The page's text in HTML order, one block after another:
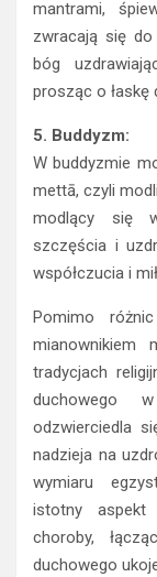
mantrami,
zwracają się
bóg
prosząc o łaskę
5. Buddyzm:
W buddyzmie
mettā, czyli
modlący się
szczęścia i
współczucia i
Pomimo
mianownikiem
tradycjach
duchowego
odzwierciedla
nadzieja na
wymiaru
istotny aspekt
choroby,
duchowego